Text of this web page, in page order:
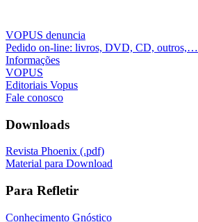
VOPUS denuncia
Pedido on-line: livros, DVD, CD, outros,…
Informações
VOPUS
Editoriais Vopus
Fale conosco
Downloads
Revista Phoenix (.pdf)
Material para Download
Para Refletir
Conhecimento Gnóstico